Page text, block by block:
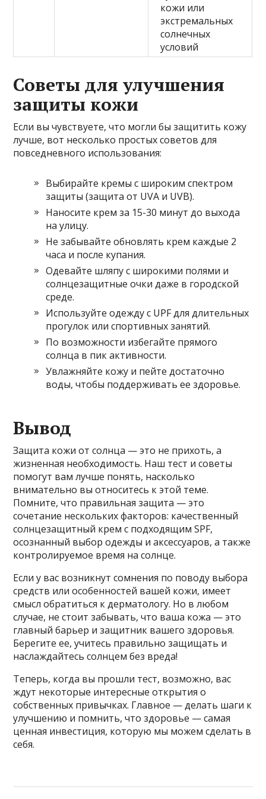
кожи или
экстремальных
солнечных
условий
Советы для улучшения
защиты кожи
Если вы чувствуете, что могли бы защитить кожу
лучше, вот несколько простых советов для
повседневного использования:
Выбирайте кремы с широким спектром
защиты (защита от UVA и UVB).
Наносите крем за 15-30 минут до выхода
на улицу.
Не забывайте обновлять крем каждые 2
часа и после купания.
Одевайте шляпу с широкими полями и
солнцезащитные очки даже в городской
среде.
Используйте одежду с UPF для длительных
прогулок или спортивных занятий.
По возможности избегайте прямого
солнца в пик активности.
Увлажняйте кожу и пейте достаточно
воды, чтобы поддерживать ее здоровье.
Вывод
Защита кожи от солнца — это не прихоть, а
жизненная необходимость. Наш тест и советы
помогут вам лучше понять, насколько
внимательно вы относитесь к этой теме.
Помните, что правильная защита — это
сочетание нескольких факторов: качественный
солнцезащитный крем с подходящим SPF,
осознанный выбор одежды и аксессуаров, а также
контролируемое время на солнце.
Если у вас возникнут сомнения по поводу выбора
средств или особенностей вашей кожи, имеет
смысл обратиться к дерматологу. Но в любом
случае, не стоит забывать, что ваша кожа — это
главный барьер и защитник вашего здоровья.
Берегите ее, учитесь правильно защищать и
наслаждайтесь солнцем без вреда!
Теперь, когда вы прошли тест, возможно, вас
ждут некоторые интересные открытия о
собственных привычках. Главное — делать шаги к
улучшению и помнить, что здоровье — самая
ценная инвестиция, которую мы можем сделать в
себя.